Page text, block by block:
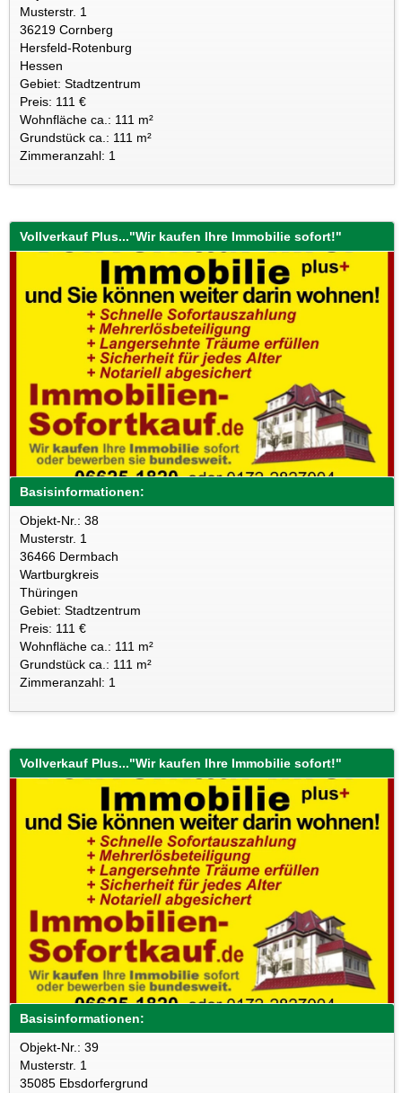
Musterstr. 1
36219 Cornberg
Hersfeld-Rotenburg
Hessen
Gebiet: Stadtzentrum
Preis: 111 €
Wohnfläche ca.: 111 m²
Grundstück ca.: 111 m²
Zimmeranzahl: 1
Vollverkauf Plus..."Wir kaufen Ihre Immobilie sofort!"
Basisinformationen:
Objekt-Nr.: 38
Musterstr. 1
36466 Dermbach
Wartburgkreis
Thüringen
Gebiet: Stadtzentrum
Preis: 111 €
Wohnfläche ca.: 111 m²
Grundstück ca.: 111 m²
Zimmeranzahl: 1
Vollverkauf Plus..."Wir kaufen Ihre Immobilie sofort!"
Basisinformationen:
Objekt-Nr.: 39
Musterstr. 1
35085 Ebsdorfergrund